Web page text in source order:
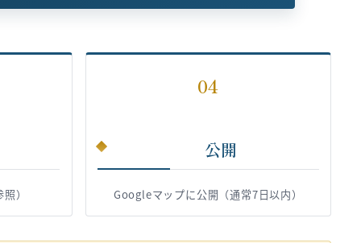
）
04
公開
Googleマップに公開（通常7日以内）